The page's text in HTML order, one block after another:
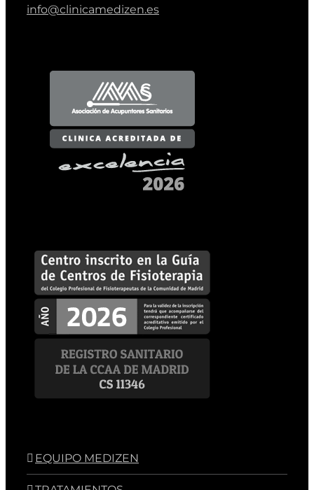
info@clinicamedizen.es
EQUIPO MEDIZEN